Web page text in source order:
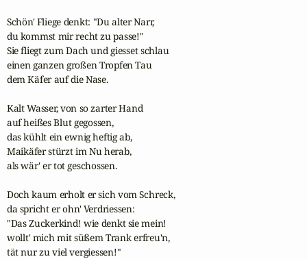
Schön' Fliege denkt: "Du alter Narr,
du kommst mir recht zu passe!"
Sie fliegt zum Dach und giesset schlau
einen ganzen großen Tropfen Tau
dem Käfer auf die Nase.
Kalt Wasser, von so zarter Hand
auf heißes Blut gegossen,
das kühlt ein ewnig heftig ab,
Maikäfer stürzt im Nu herab,
als wär' er tot geschossen.
Doch kaum erholt er sich vom Schreck,
da spricht er ohn' Verdriessen:
"Das Zuckerkind! wie denkt sie mein!
wollt' mich mit süßem Trank erfreu'n,
tät nur zu viel vergiessen!"